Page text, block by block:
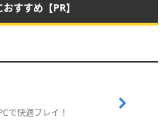
すすめ【PR】
で快適プレイ！